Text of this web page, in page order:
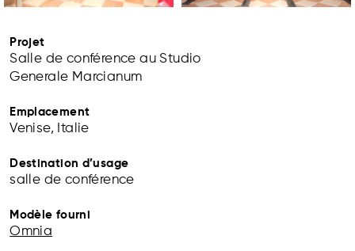
Projet
Salle de conférence au Studio
Generale Marcianum
Emplacement
Venise, Italie
Destination d’usage
salle de conférence
Modèle fourni
Omnia